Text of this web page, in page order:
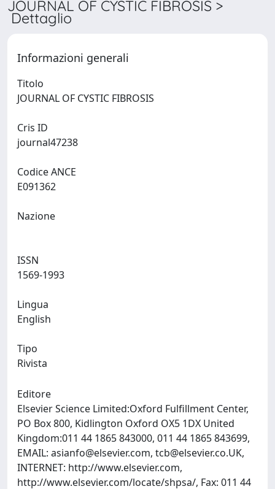
JOURNAL OF CYSTIC FIBROSIS >
Dettaglio
Informazioni generali
Titolo
Cris ID
Codice ANCE
Nazione
ISSN
Lingua
Tipo
Rivista
Editore
Elsevier Science Limited:Oxford Fulfillment Center,
PO Box 800, Kidlington Oxford OX5 1DX United
Kingdom:011 44 1865 843000, 011 44 1865 843699,
EMAIL: asianfo@elsevier.com, tcb@elsevier.co.UK,
INTERNET: http://www.elsevier.com,
http://www.elsevier.com/locate/shpsa/, Fax: 011 44